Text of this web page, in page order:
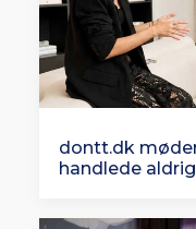
dontt.dk
handlede